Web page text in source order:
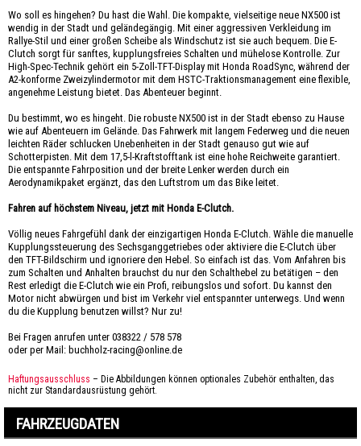
Wo soll es hingehen? Du hast die Wahl. Die kompakte, vielseitige neue NX500 ist
wendig in der Stadt und geländegängig. Mit einer aggressiven Verkleidung im
Rallye-Stil und einer großen Scheibe als Windschutz ist sie auch bequem. Die E-
Clutch sorgt für sanftes, kupplungsfreies Schalten und mühelose Kontrolle. Zur
High-Spec-Technik gehört ein 5-Zoll-TFT-Display mit Honda RoadSync, während der
A2-konforme Zweizylindermotor mit dem HSTC-Traktionsmanagement eine flexible,
angenehme Leistung bietet. Das Abenteuer beginnt.
Du bestimmt, wo es hingeht. Die robuste NX500 ist in der Stadt ebenso zu Hause
wie auf Abenteuern im Gelände. Das Fahrwerk mit langem Federweg und die neuen
leichten Räder schlucken Unebenheiten in der Stadt genauso gut wie auf
Schotterpisten. Mit dem 17,5-l-Kraftstofftank ist eine hohe Reichweite garantiert.
Die entspannte Fahrposition und der breite Lenker werden durch ein
Aerodynamikpaket ergänzt, das den Luftstrom um das Bike leitet.
Fahren auf höchstem Niveau, jetzt mit Honda E-Clutch.
Völlig neues Fahrgefühl dank der einzigartigen Honda E-Clutch. Wähle die manuelle
Kupplungssteuerung des Sechsganggetriebes oder aktiviere die E-Clutch über
den TFT-Bildschirm und ignoriere den Hebel. So einfach ist das. Vom Anfahren bis
zum Schalten und Anhalten brauchst du nur den Schalthebel zu betätigen – den
Rest erledigt die E-Clutch wie ein Profi, reibungslos und sofort. Du kannst den
Motor nicht abwürgen und bist im Verkehr viel entspannter unterwegs. Und wenn
du die Kupplung benutzen willst? Nur zu!
Bei Fragen anrufen unter 038322 / 578 578
oder per Mail: buchholz-racing@online.de
Haftungsausschluss – Die Abbildungen können optionales Zubehör enthalten, das
nicht zur Standardausrüstung gehört.
FAHRZEUGDATEN